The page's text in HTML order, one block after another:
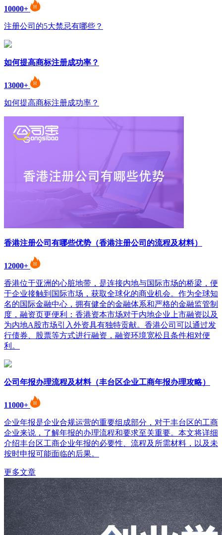
10000+
注册公司的5大禁忌有哪些？
如何提高商标注册成功率？
13000+
如何提高商标注册成功率？
香港注册公司有哪些优势（香港注册公司的流程及材料）
12000+
香港位于亚洲的心脏地带，是连接内地与国际市场的桥梁，便
于企业接触到国际市场，获取全球化的商业机会。作为全球知
名的国际金融中心，拥有健全的金融体系和严格的金融监管制
度，融资页更便利：香港资本市场对于内地企业上市融资以及
为内地A股市场引入外资具有独特贡献。香港公司可以通过发
行债券、股票等方式进行融资，融资环境宽松且条件相对便
利。
公司年报办理流程及材料（丰台区企业工商年报办理攻略）
11000+
企业年报是企业合规运营的重要组成部分，对于丰台区的工商
企业来说，了解年报的办理流程和要求至关重要。本文将详细
介绍丰台区工商企业年报的必要性、流程及所需材料，以及未
按时申报可能面临的后果。
更多文章